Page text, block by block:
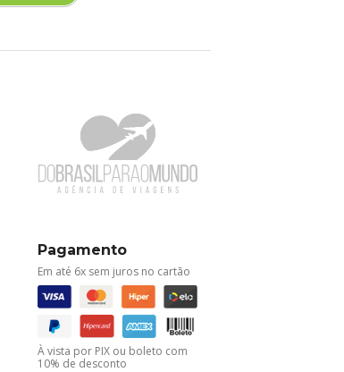
Pagamento
Em até 6x sem juros no cartão
À vista por PIX ou boleto com
10% de desconto